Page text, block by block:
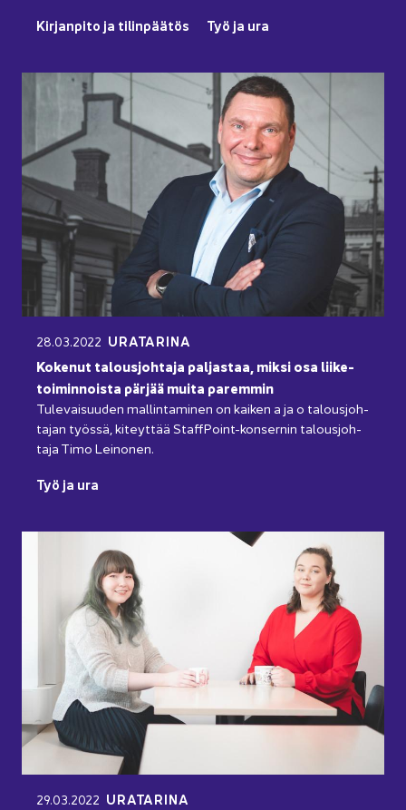
Kir­jan­pi­to ja ti­lin­pää­tös Työ ja ura
28.03.2022 URA­TA­RI­NA
Ko­ke­nut ta­lous­joh­ta­ja pal­jas­taa, miksi osa lii­ke­
toi­min­nois­ta pär­jää muita pa­rem­min
Tu­le­vai­suu­den mal­lin­ta­mi­nen on kai­ken a ja o ta­lous­joh­
ta­jan työs­sä, ki­teyt­tää StaffPoint-​konsernin ta­lous­joh­
ta­ja Timo Lei­no­nen.
Työ ja ura
29.03.2022 URA­TA­RI­NA